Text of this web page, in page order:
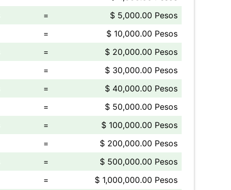
=
$ 5,000.00 Pesos
=
$ 10,000.00 Pesos
=
$ 20,000.00 Pesos
=
$ 30,000.00 Pesos
=
$ 40,000.00 Pesos
=
$ 50,000.00 Pesos
=
$ 100,000.00 Pesos
=
$ 200,000.00 Pesos
=
$ 500,000.00 Pesos
= $ 1,000,000.00 Pesos